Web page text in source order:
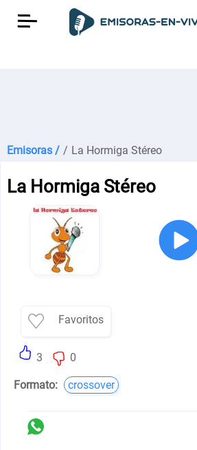
Emisoras / / La Hormiga Stéreo
La Hormiga Stéreo
Favoritos
3 0
Formato: crossover